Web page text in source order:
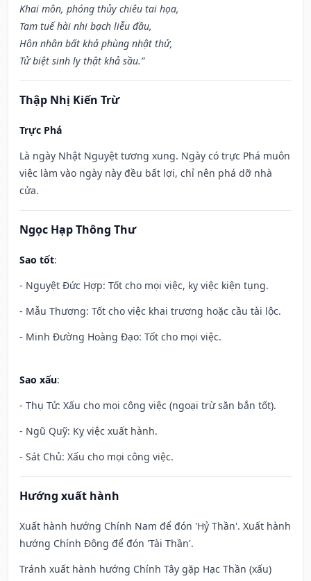
Khai môn, phóng thủy chiêu tai họa,
Tam tuế hài nhi bạch liễu đầu,
Hôn nhân bất khả phùng nhật thử,
Tử biệt sinh ly thật khả sầu.”
Thập Nhị Kiến Trừ
Trực Phá
Là ngày Nhật Nguyệt tương xung. Ngày có trực Phá muôn
việc làm vào ngày này đều bất lợi, chỉ nên phá dỡ nhà
cửa.
Ngọc Hạp Thông Thư
Sao tốt:
- Nguyệt Đức Hợp: Tốt cho mọi việc, kỵ việc kiện tụng.
- Mẫu Thương: Tốt cho việc khai trương hoặc cầu tài lộc.
- Minh Đường Hoàng Đạo: Tốt cho mọi việc.
Sao xấu:
- Thụ Tử: Xấu cho mọi công việc (ngoại trừ săn bắn tốt).
- Ngũ Quỹ: Kỵ việc xuất hành.
- Sát Chủ: Xấu cho mọi công việc.
Hướng xuất hành
Xuất hành hướng Chính Nam để đón 'Hỷ Thần'. Xuất hành
hướng Chính Đông để đón 'Tài Thần'.
Tránh xuất hành hướng Chính Tây gặp Hạc Thần (xấu)